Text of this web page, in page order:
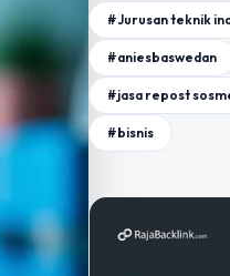
#Jurusan teknik
#aniesbaswedan
#jasa repost
#bisnis